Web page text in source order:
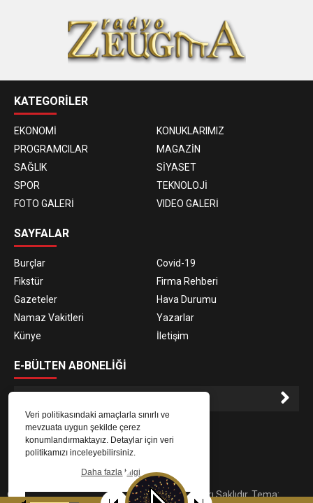
Veri politikasındaki amaçlarla sınırlı ve
mevzuata uygun şekilde çerez
konumlandırmaktayız. Detaylar için veri
politikamızı inceleyebilirsiniz.
Daha fazla bilgi
KATEGORİLER
EKONOMİ
KONUKLARIMIZ
PROGRAMCILAR
MAGAZİN
SAĞLIK
SİYASET
SPOR
TEKNOLOJİ
FOTO GALERİ
VIDEO GALERİ
SAYFALAR
Burçlar
Covid-19
Fikstür
Firma Rehberi
Gazeteler
Hava Durumu
Namaz Vakitleri
Yazarlar
Künye
İletişim
E-BÜLTEN ABONELİĞİ
E-Bülten aboneliği ile haberlere daha hızlı erişin.
© 2023Gaziantep Radyo Zeugma. Tüm Hakları Saklıdır. Tema: